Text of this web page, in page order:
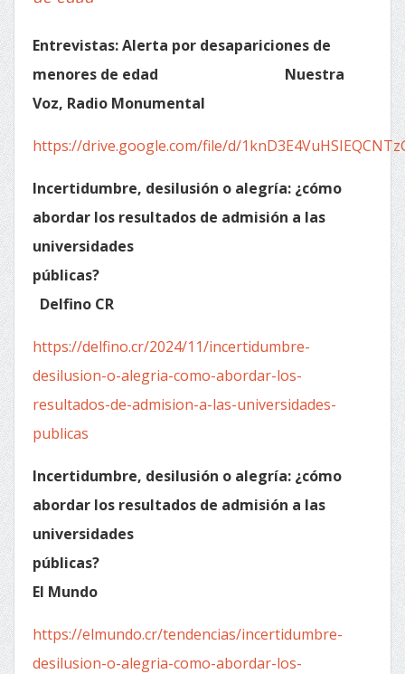
Entrevistas: Alerta por desapariciones de
menores de edad Nuestra
Voz, Radio Monumental
https://drive.google.com/file/d/
Incertidumbre, desilusión o alegría: ¿cómo
abordar los resultados de admisión a las
universidades
públicas?
Delfino CR
https://delfino.cr/2024/11/incertidumbre-
desilusion-o-alegria-como-abordar-los-
resultados-de-admision-a-las-universidades-
publicas
Incertidumbre, desilusión o alegría: ¿cómo
abordar los resultados de admisión a las
universidades
públicas?
El Mundo
https://elmundo.cr/tendencias/incertidumbre-
desilusion-o-alegria-como-abordar-los-